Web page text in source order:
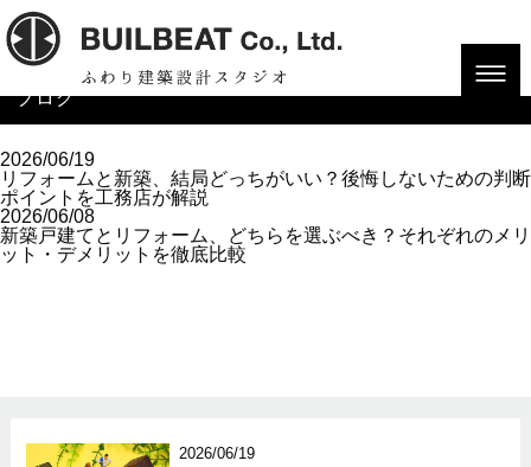
HOME ブログ
ブログ
2026/06/19
リフォームと新築、結局どっちがいい？後悔しないための判断
ポイントを工務店が解説
2026/06/08
新築戸建てとリフォーム、どちらを選ぶべき？それぞれのメリ
ット・デメリットを徹底比較
2026/06/19